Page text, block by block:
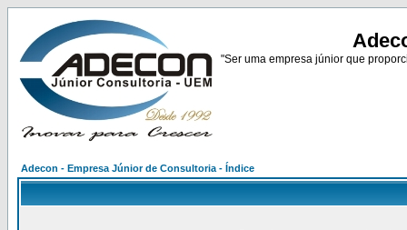
"Ser uma empresa júnior que
Adecon - Empresa Júnior de Consultoria - Índice